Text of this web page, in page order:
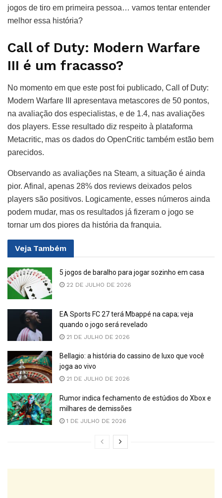
jogos de tiro em primeira pessoa… vamos tentar entender
melhor essa história?
Call of Duty: Modern Warfare
III é um fracasso?
No momento em que este post foi publicado, Call of Duty:
Modern Warfare III apresentava metascores de 50 pontos,
na avaliação dos especialistas, e de 1.4, nas avaliações
dos players. Esse resultado diz respeito à plataforma
Metacritic, mas os dados do OpenCritic também estão bem
parecidos.
Observando as avaliações na Steam, a situação é ainda
pior. Afinal, apenas 28% dos reviews deixados pelos
players são positivos. Logicamente, esses números ainda
podem mudar, mas os resultados já fizeram o jogo se
tornar um dos piores da história da franquia.
Veja Também
5 jogos de baralho para jogar sozinho em casa
22 DE JULHO DE 2026
EA Sports FC 27 terá Mbappé na capa; veja
quando o jogo será revelado
21 DE JULHO DE 2026
Bellagio: a história do cassino de luxo que você
joga ao vivo
21 DE JULHO DE 2026
Rumor indica fechamento de estúdios do Xbox e
milhares de demissões
1 DE JULHO DE 2026